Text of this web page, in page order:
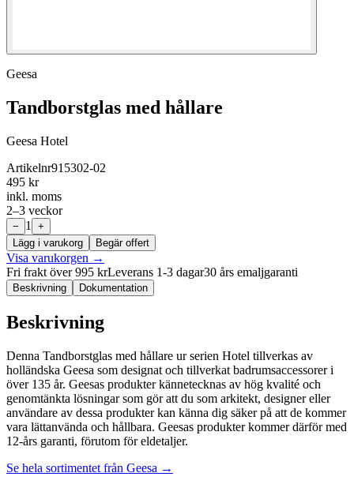
Geesa
Tandborstglas med hållare
Geesa Hotel
Artikelnr915302-02
495 kr
inkl. moms
2–3 veckor
− 1
+
Lägg i varukorg
Begär offert
Visa varukorgen →
Fri frakt över 995 krLeverans 1-3 dagar30 års emaljgaranti
Beskrivning Dokumentation
Beskrivning
Denna Tandborstglas med hållare ur serien Hotel tillverkas av
holländska Geesa som designat och tillverkat badrumsaccessorer i
över 135 år. Geesas produkter kännetecknas av hög kvalité och
genomtänkta lösningar som gör att du som arkitekt, designer eller
användare av dessa produkter kan känna dig säker på att de kommer
vara lättanvända och hållbara. Geesas produkter kommer därför med
12-års garanti, förutom för eldetaljer.
Se hela sortimentet från Geesa →